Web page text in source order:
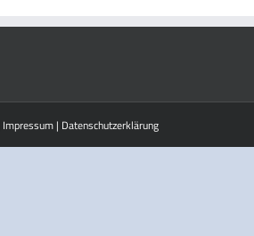
Impressum | Datenschutzerklärung